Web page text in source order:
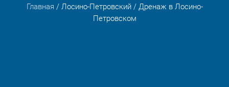
Главная / Лосино-Петровский/ Дренаж в Лосино-
Петровском